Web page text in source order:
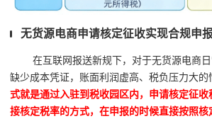
无货源电商申请核定征收实现合规申
在互联网报送新规下，对于无货源电商日
缺少成本凭证，账面利润虚高、税负压力大的
式就是通过入驻到税收园区内，申请核定征
接核定税率的方式，在申报的时候直接按照